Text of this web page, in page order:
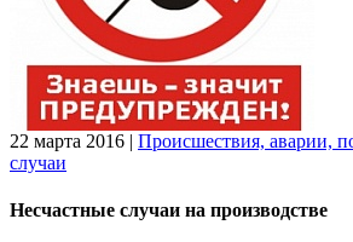
22 марта 2016 | Происшествия, аварии,
случаи
Несчастные случаи на производстве